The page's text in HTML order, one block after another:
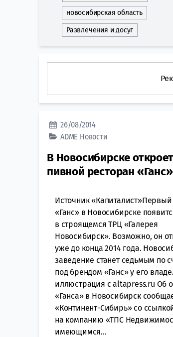
новосибирская область
Развлечения и досуг
26/08/2014
ADME Новости
В Новосибирске
пивной ресторан «Ганс»
Источник
«Ганс» в Новосибирске
в строящемся ТРЦ «Галерея
Новосибирск». Возможно, он
уже до конца 2014 года.
заведение станет седьмым по
под брендом «Ганс» у его
иллюстрация с altapress.ru Об
«Ганса» в Новосибирск
«Континент-Сибирь» со
на компанию «ТПС
имеющимся...